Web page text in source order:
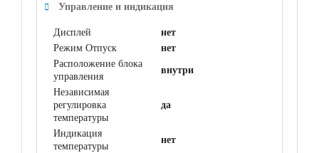
Управление и индикация
Дисплей
нет
Режим Отпуск
нет
Расположение блока
управления
внутри
Независимая
регулировка
температуры
да
Индикация
температуры
нет